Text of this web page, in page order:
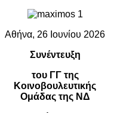
Αθήνα, 26 Ιουνίου 2026
Συνέντευξη
του ΓΓ της
Κοινοβουλευτικής
Ομάδας της ΝΔ